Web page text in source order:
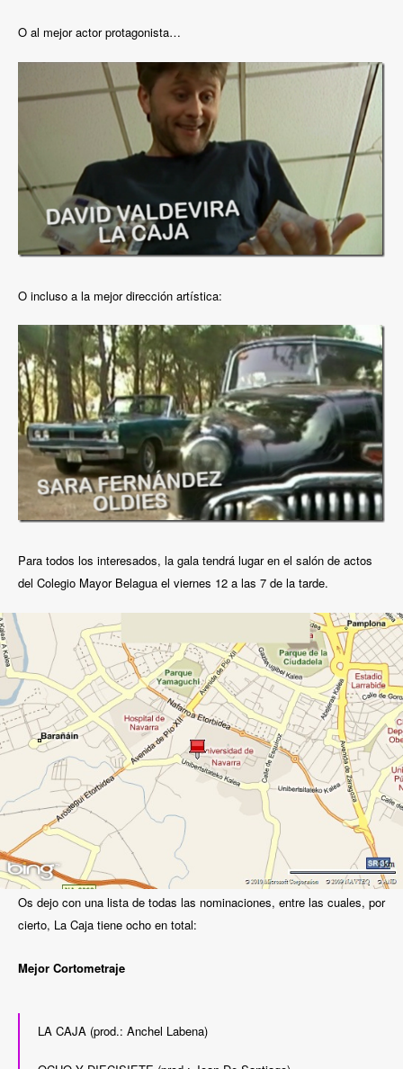
O al mejor actor protagonista…
O incluso a la mejor dirección artística:
Para todos los interesados, la gala tendrá lugar en el salón de actos
del Colegio Mayor Belagua el viernes 12 a las 7 de la tarde.
Os dejo con una lista de todas las nominaciones, entre las cuales, por
cierto, La Caja tiene ocho en total:
Mejor Cortometraje
LA CAJA (prod.: Anchel Labena)